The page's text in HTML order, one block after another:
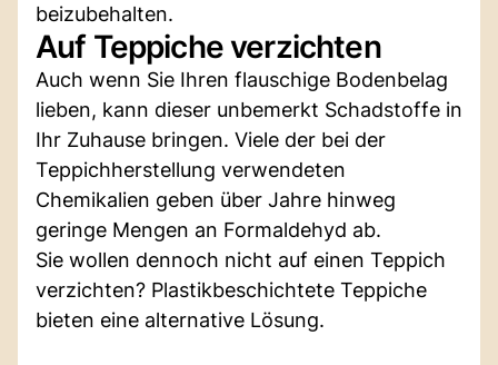
beizubehalten.
Auf Teppiche verzichten
Auch wenn Sie Ihren flauschige Bodenbelag
lieben, kann dieser unbemerkt Schadstoffe in
Ihr Zuhause bringen. Viele der bei der
Teppichherstellung verwendeten
Chemikalien geben über Jahre hinweg
geringe Mengen an Formaldehyd ab.
Sie wollen dennoch nicht auf einen Teppich
verzichten? Plastikbeschichtete Teppiche
bieten eine alternative Lösung.